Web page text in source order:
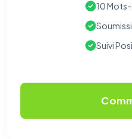
10
Suivi